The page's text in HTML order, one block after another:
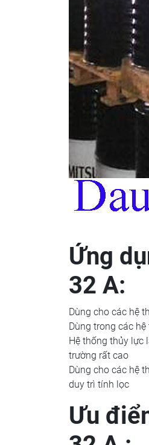
Ứng
32 A:
Dùng cho các hệ
Dùng trong các
Hệ thống thủy lực
trường rất cao
Dùng cho các hệ
duy trì tính lọc
Ưu